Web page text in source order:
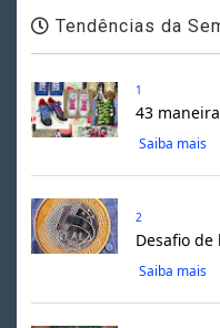
Tendências da
1
43
Saiba mais
2
Desafio
Saiba mais